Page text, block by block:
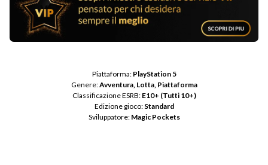
Piattaforma: PlayStation 5
Genere: Avventura, Lotta, Piattaforma
Classificazione ESRB: E10+ (Tutti 10+)
Edizione gioco: Standard
Sviluppatore: Magic Pockets